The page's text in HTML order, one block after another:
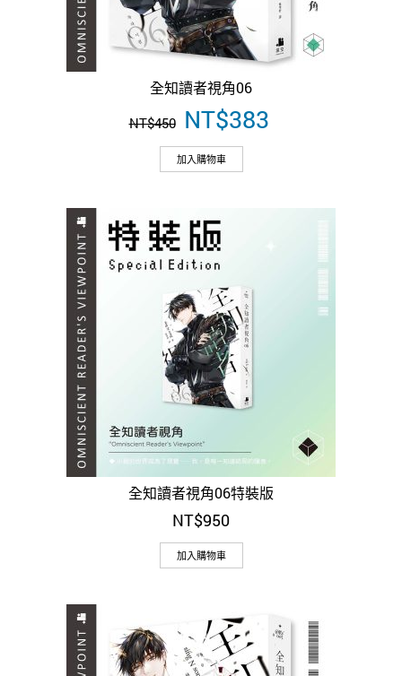
全知讀者視角06
NT$450 原
始
價
格：
NT$383
加入購物車
全知讀者視角06特裝版
NT$950
加入購物車